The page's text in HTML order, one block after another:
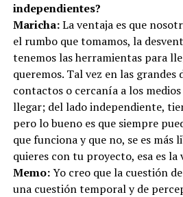
independientes?
Maricha:La ventaja es que
el rumbo que tomamos, la
tenemos las herramientas para
queremos. Tal vez en las grandes
contactos o cercanía a los
llegar; del lado independiente,
pero lo bueno es que siempre
que funciona y que no, se es más
quieres con tu proyecto, esa es la
Memo:Yo creo que la cuestión
una cuestión temporal y de